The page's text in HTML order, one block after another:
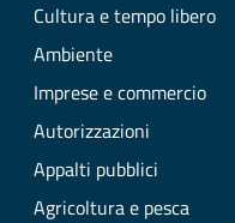
Cultura e tempo libero
Ambiente
Imprese e commercio
Autorizzazioni
Appalti pubblici
Agricoltura e pesca